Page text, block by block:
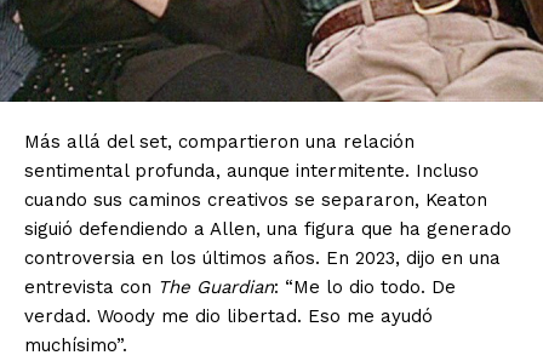
Estados
Más allá del set, compartieron una relación
sentimental profunda, aunque intermitente. Incluso
cuando sus caminos creativos se separaron, Keaton
siguió defendiendo a Allen, una figura que ha generado
controversia en los últimos años. En 2023, dijo en una
entrevista con The Guardian: “Me lo dio todo. De
verdad. Woody me dio libertad. Eso me ayudó
muchísimo”.